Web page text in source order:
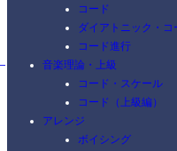
コード
ダイアトニック・コ
コード進行
音楽理論・上級
コード・スケール
コード（上級編）
アレンジ
ボイシング